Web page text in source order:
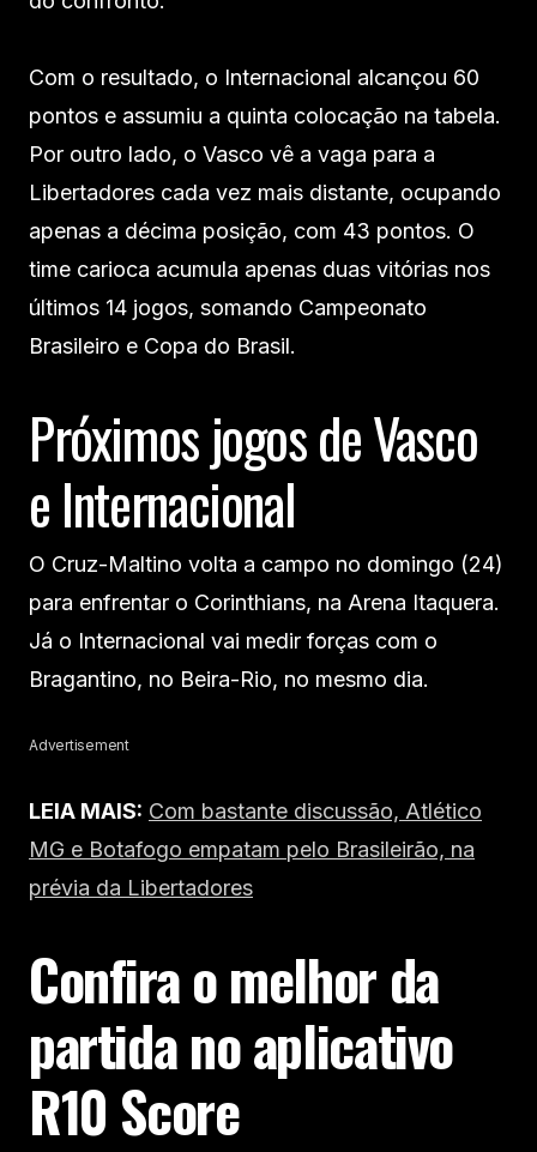
Com o resultado, o Internacional alcançou 60
pontos e assumiu a quinta colocação na tabela.
Por outro lado, o Vasco vê a vaga para a
Libertadores cada vez mais distante, ocupando
apenas a décima posição, com 43 pontos. O
time carioca acumula apenas duas vitórias nos
últimos 14 jogos, somando Campeonato
Brasileiro e Copa do Brasil.
Próximos jogos de Vasco
e Internacional
O Cruz-Maltino volta a campo no domingo (24)
para enfrentar o Corinthians, na Arena Itaquera.
Já o Internacional vai medir forças com o
Bragantino, no Beira-Rio, no mesmo dia.
Advertisement
LEIA MAIS: Com bastante discussão, Atlético
MG e Botafogo empatam pelo Brasileirão, na
prévia da Libertadores
Confira o melhor da
partida no aplicativo
R10 Score